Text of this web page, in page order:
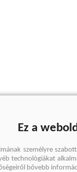
Ez a
személyre
technológiákat
bővebb